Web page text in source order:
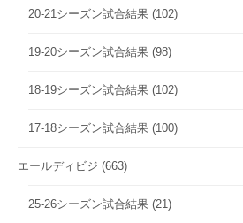
20-21シーズン試合結果 (102)
19-20シーズン試合結果 (98)
18-19シーズン試合結果 (102)
17-18シーズン試合結果 (100)
エールディビジ (663)
25-26シーズン試合結果 (21)